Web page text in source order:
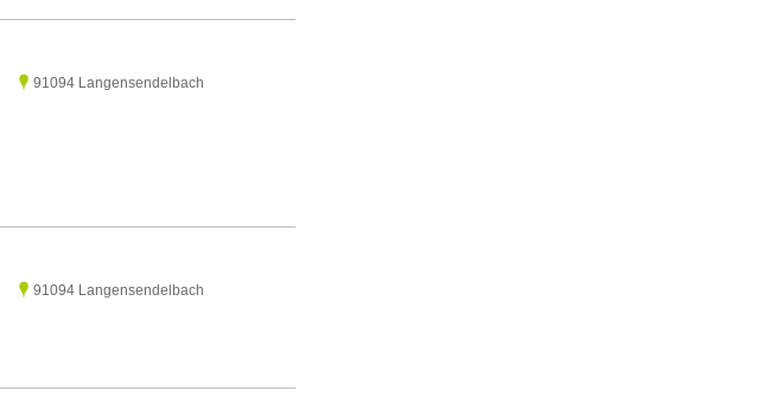
91094 Langensendelbach
91094 Langensendelbach